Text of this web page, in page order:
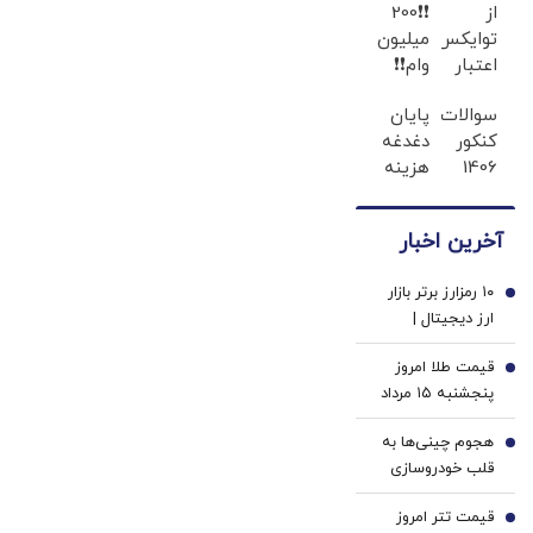
از
توایکس
اعتبار
تتری
بگیر |
فقط
وارد
❗❗200
میلیون
وام❗❗
احراز
هویت
سوالات
کنکور
1406
لو
پایان
دغدغه
هزینه
پزشکی
سفید
کننده
خانگی
آخرین اخبار
۱۰ رمزارز برتر بازار
ارز دیجیتال |
نوسان محتاطانه
آلت‌کوین‌ها |
بایننس‌ کوین در
صدر بازدهی، اتریوم
و ریپل زیر فشار
فروش
1
قیمت طلا امروز
پنجشنبه ۱۵ مرداد
۱۴۰۵/ افزایش
قیمت طلا
2
هجوم چینی‌ها به
قلب خودروسازی
اروپا | کارخانه‌های
نیمه‌تعطیل اروپا در
3
قیمت تتر امروز 4